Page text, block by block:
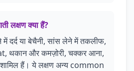
लक्षण क्या हैं?
दर्द या बेचैनी, सांस लेने में तकलीफ,
थकान और कमज़ोरी, चक्कर आना,
हैं। ये लक्षण अन्य common